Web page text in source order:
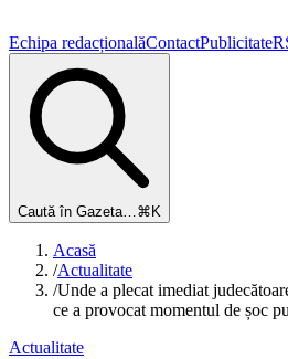
Echipa redacționalăContactPublicitate
Caută în Gazeta…⌘K
Acasă
/Actualitate
/Unde a plecat imediat
ce a provocat momentul de șoc
Actualitate